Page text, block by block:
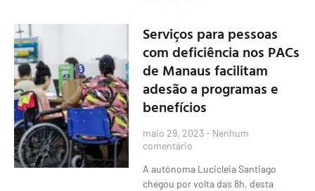
Serviços para pessoas
com deficiência nos PACs
de Manaus facilitam
adesão a programas e
benefícios
maio 29, 2023 Nenhum
comentário
A autônoma Lucicleia Santiago
chegou por volta das 8h, desta